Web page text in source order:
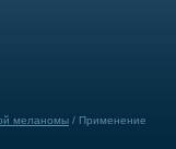
меланомы / Применение